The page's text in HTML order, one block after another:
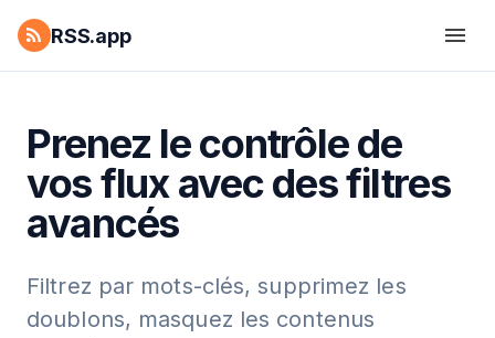
RSS.app
Prenez le contrôle de
vos flux avec des filtres
avancés
Filtrez par mots-clés, supprimez les
doublons, masquez les contenus